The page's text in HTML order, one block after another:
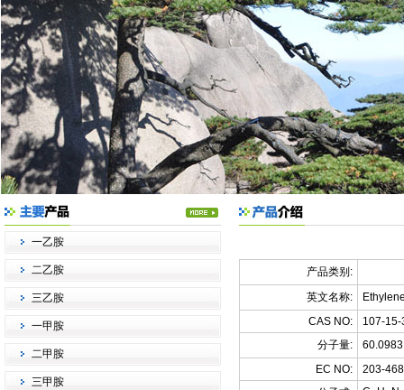
一乙胺
二乙胺
三乙胺
一甲胺
二甲胺
三甲胺
产品类别:
英文名称:
CAS NO:
107-15-
分子量:
EC NO:
203-